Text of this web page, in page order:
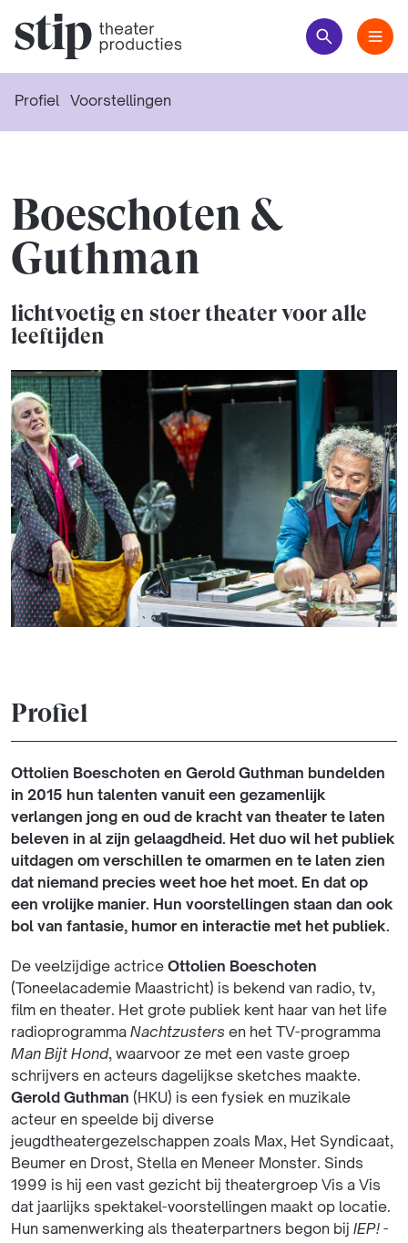
Profiel Voorstellingen
Boeschoten &
Guthman
lichtvoetig en stoer theater voor alle
leeftijden
Profiel
Ottolien Boeschoten en Gerold Guthman bundelden
in 2015 hun talenten vanuit een gezamenlijk
verlangen jong en oud de kracht van theater te laten
beleven in al zijn gelaagdheid. Het duo wil het publiek
uitdagen om verschillen te omarmen en te laten zien
dat niemand precies weet hoe het moet. En dat op
een vrolijke manier. Hun voorstellingen staan dan ook
bol van fantasie, humor en interactie met het publiek.
De veelzijdige actrice Ottolien Boeschoten
(Toneelacademie Maastricht) is bekend van radio, tv,
film en theater. Het grote publiek kent haar van het life
radioprogramma Nachtzusters en het TV-programma
Man Bijt Hond, waarvoor ze met een vaste groep
schrijvers en acteurs dagelijkse sketches maakte.
Gerold Guthman (HKU) is een fysiek en muzikale
acteur en speelde bij diverse
jeugdtheatergezelschappen zoals Max, Het Syndicaat,
Beumer en Drost, Stella en Meneer Monster. Sinds
1999 is hij een vast gezicht bij theatergroep Vis a Vis
dat jaarlijks spektakel-voorstellingen maakt op locatie.
Hun samenwerking als theaterpartners begon bij IEP! -